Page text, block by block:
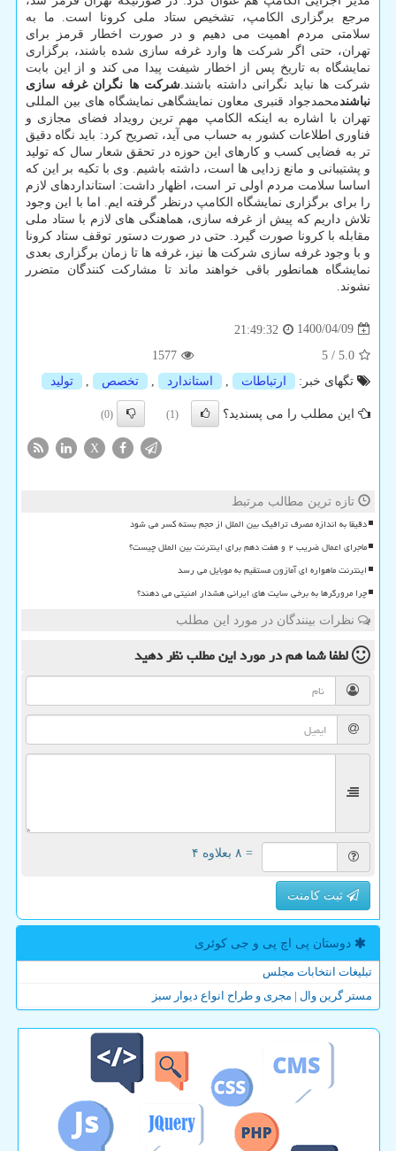
مرجع برگزاری الکامپ، تشخیص ستاد ملی کرونا است. ما به
سلامتی مردم اهمیت می دهیم و در صورت اخطار قرمز برای
تهران، حتی اگر شرکت ها وارد غرفه سازی شده باشند، برگزاری
نمایشگاه به تاریخ پس از اخطار شیفت پیدا می کند و از این بابت
شرکت ها نباید نگرانی داشته باشند.شرکت ها نگران غرفه سازی
نباشندمحمدجواد قنبری معاون نمایشگاهی نمایشگاه های بین المللی
تهران با اشاره به اینکه الکامپ مهم ترین رویداد فضای مجازی و
فناوری اطلاعات کشور به حساب می آید، تصریح کرد: باید نگاه دقیق
تر به فضایی کسب و کارهای این حوزه در تحقق شعار سال که تولید
و پشتیبانی و مانع زدایی ها است، داشته باشیم. وی با تکیه بر این که
اساسا سلامت مردم اولی تر است، اظهار داشت: استانداردهای لازم
را برای برگزاری نمایشگاه الکامپ درنظر گرفته ایم. اما با این وجود
تلاش داریم که پیش از غرفه سازی، هماهنگی های لازم با ستاد ملی
مقابله با کرونا صورت گیرد. حتی در صورت دستور توقف ستاد کرونا
و با وجود غرفه سازی شرکت ها نیز، غرفه ها تا زمان برگزاری بعدی
نمایشگاه همانطور باقی خواهند ماند تا مشارکت کنندگان متضرر
نشوند.
1400/04/09
21:49:32
5.0
/
5
1577
تگهای خبر:
ارتباطات , استاندارد , تخصص , تولید
این مطلب را می پسندید؟ (1)
(0)
X
تازه ترین مطالب مرتبط
دقیقا به اندازه مصرف ترافیک بین الملل از حجم بسته کسر می شود
ماجرای اعمال ضریب ۲ و هفت دهم برای اینترنت بین الملل چیست؟
اینترنت ماهواره ای آمازون مستقیم به موبایل می رسد
چرا مرورگرها به برخی سایت های ایرانی هشدار امنیتی می دهند؟
نظرات بینندگان در مورد این مطلب
لطفا شما همدر مورد این مطلبنظر دهید
= ۸ بعلاوه ۴
ثبت کامنت
دوستان پی اچ پی و جی كوئری
تبلیغات انتخابات مجلس
مستر گرین وال | مجری و طراح انواع دیوار سبز